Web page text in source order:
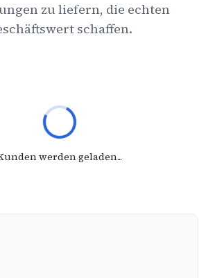
zu liefern, die echten
schaffen.
werden geladen...